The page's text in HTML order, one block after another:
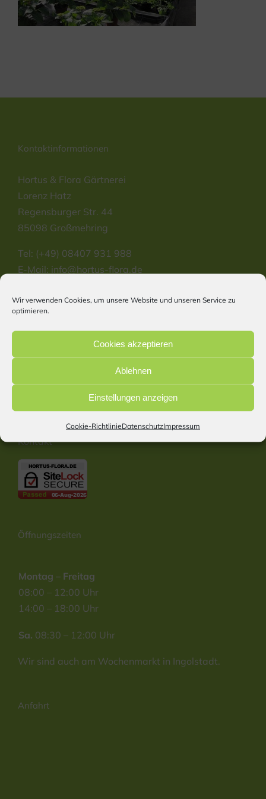
Wir verwenden Cookies, um unsere Website und unseren Service zu
optimieren.
Cookies akzeptieren
Ablehnen
Einstellungen anzeigen
Cookie-RichtlinieDatenschutzImpressum
Kontaktinformationen
Hortus & Flora Gärtnerei
Lorenz Hatz
Regensburger Str. 44
85098 Großmehring
Tel: (+49) 08407 931 988
E-Mail: info@hortus-flora.de
Information
Start
Cookie Richtlinie
Barrierefreiheitserklärung
Kontakt
Öffnungszeiten
Montag – Freitag
08:00 – 12:00 Uhr
14:00 – 18:00 Uhr
Sa. 08:30 – 12:00 Uhr
Wir sind auch am Wochenmarkt in Ingolstadt.
Anfahrt